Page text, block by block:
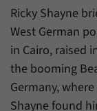
Ricky Shayne
West German
in Cairo, raised
the booming
Germany,
Shayne found